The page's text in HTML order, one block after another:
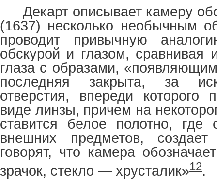
Декарт описывает камеру
(1637) несколько необычным
проводит привычную
обскурой и глазом, сравнивая
глаза с образами,
последняя закрыта, за
отверстия, впереди
виде линзы, причем на
ставится белое полотно, где
внешних предметов,
говорят, что камера
зрачок, стекло — хрусталик»12.